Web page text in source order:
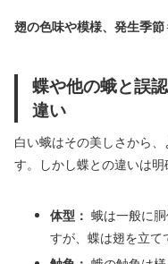
翅の色味や模様、発生季節
蝶や他の蛾と誤
違い
白い蛾はその美しさから
す。しかし蝶との違いは明
体型： 蛾は一般に
すが、蝶は翅を立て